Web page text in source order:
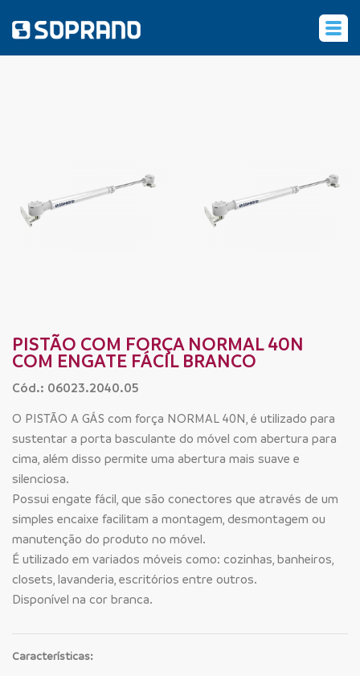
PISTÃO COM FORÇA NORMAL 40N
COM ENGATE FÁCIL BRANCO
Cód.: 06023.2040.05
O PISTÃO A GÁS com força NORMAL 40N, é utilizado para
sustentar a porta basculante do móvel com abertura para
cima, além disso permite uma abertura mais suave e
silenciosa.
Possui engate fácil, que são conectores que através de um
simples encaixe facilitam a montagem, desmontagem ou
manutenção do produto no móvel.
É utilizado em variados móveis como: cozinhas, banheiros,
closets, lavanderia, escritórios entre outros.
Disponível na cor branca.
Características: